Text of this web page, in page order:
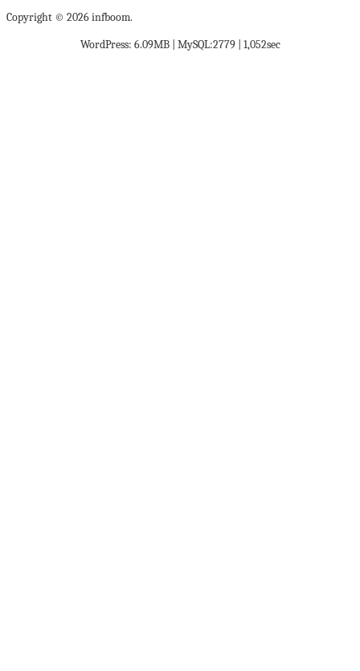
Copyright © 2026 infboom.
WordPress: 6.09MB | MySQL:2779 | 1,052sec